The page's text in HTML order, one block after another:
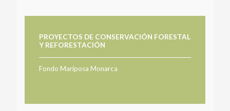
PROYECTOS DE CONSERVACIÓN FORESTAL
Y REFORESTACIÓN
Fondo Mariposa Monarca